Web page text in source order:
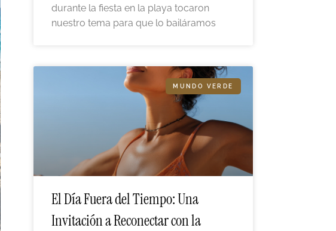
durante la fiesta en la playa tocaron
nuestro tema para que lo bailáramos
MUNDO VERDE
El Día Fuera del Tiempo: Una
Invitación a Reconectar con la